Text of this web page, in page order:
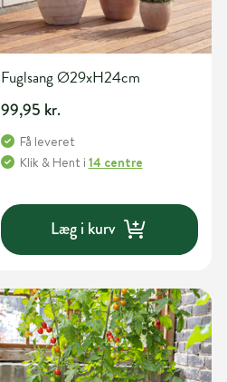
Fuglsang Ø29xH24cm
99,95 kr.
Få leveret
Klik & Hent i 14 centre
Læg i kurv